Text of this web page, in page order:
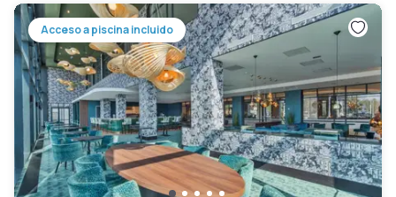
Acceso a piscina incluido